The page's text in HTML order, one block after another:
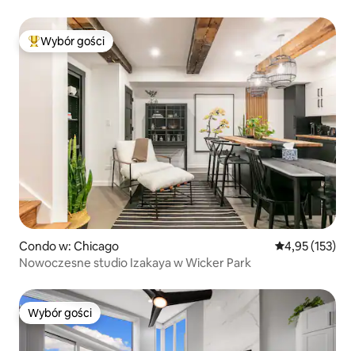
Najpopularniejsze z kategorii Wybór gości
Wybór gości
Condo w: Chicago Średnia
4,95 (153)
Nowoczesne studio Izakaya w Wicker Park
Wybór gości
Wybór gości